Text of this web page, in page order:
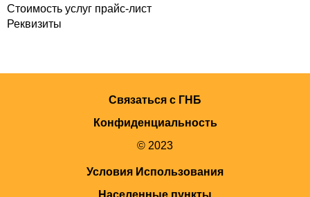
Стоимость услуг прайс-лист
Реквизиты
Связаться с ГНБ
Конфиденциальность
© 2023
Условия Использования
Населенные пункты